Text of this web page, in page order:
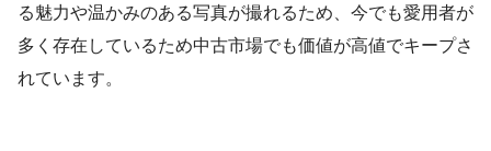
る魅力や温かみのある写真が撮れるため、今でも愛用者が
多く存在しているため中古市場でも価値が高値でキープさ
れています。